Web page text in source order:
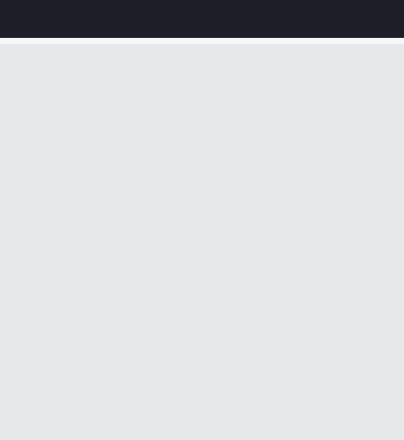
您的购物车目前是空的